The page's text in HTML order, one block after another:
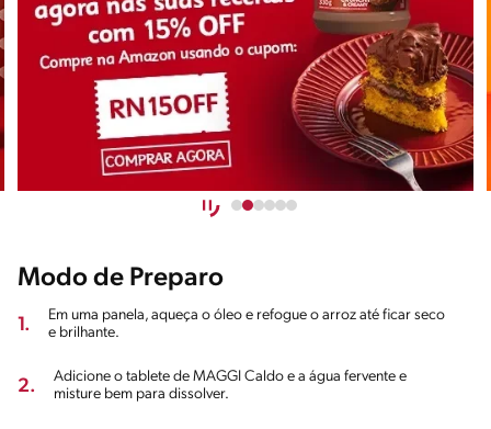
Modo de Preparo
1.
Em uma panela, aqueça o óleo e refogue o arroz até ficar seco
e brilhante.
2.
Adicione o tablete de MAGGI Caldo e a água fervente e
misture bem para dissolver.